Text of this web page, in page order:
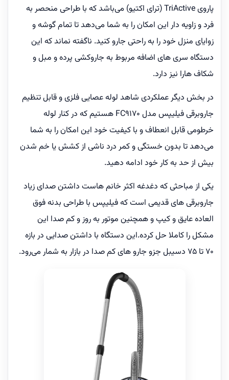
پاروی TriActive (ترای اکتیو) می‌باشد که با طراحی منحصر به
فرد و زاویه دار این امکان را به شما می‌دهد تا تمام گوشه و
زوایای منزل خود را به راحتی جارو کنید. ناگفته نماند که این
دستگاه سری های اضافه مربوط به جاروکشی پرده و مبل و
شکاف هارا نیز دارد.
در بخش دیگر عملکردی شاهد لوله عصایی فلزی و قابل تنظیم
جاروبرقی فیلیپس مدل FC9170 هستیم که در کنار لوله
خرطومی قابل انعطاف و با کیفیت خود این امکان را به شما
می‌دهد تا بدون خستگی و کمر درد ناشی از کشش یا خم شدن
بیش از حد به کار خود ادامه دهید.
یکی از مباحثی که دغدغه اکثر خانم هاست داشتن صدای زیاد
جاروبرقی های قدیمی است که فیلیپس با طراحی بدنه فوق
العاده عایق و کیپ و همچنین موتور به روز و کم صدا این
مشکل را کاملا حل کرده.این دستگاه با داشتن صدایی در بازه
70 تا 75 دسیبل جزو جارو های کم صدا در بازار به شمار می‌رود.